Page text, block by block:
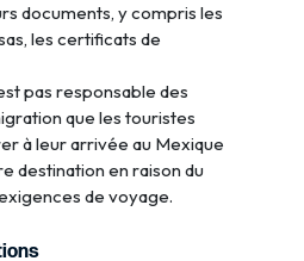
documents, y compris les
les certificats de
pas responsable des
que les touristes
à leur arrivée au Mexique
destination en raison du
de voyage.